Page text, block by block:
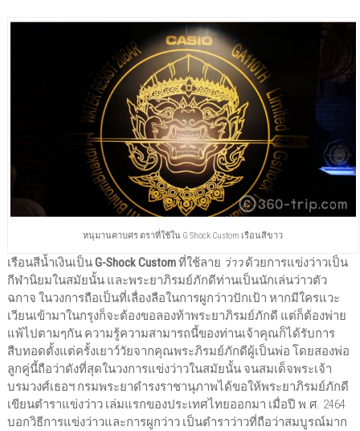
หนุมานคาบศร ตราที่ใช้ใน G Shock Custom เรือนสีขาว
เรือนสีน้ำเงินเป็นG-Shock Customที่ใช้ลาย ว่าวด้วยการแข่งว่าวเป็น
กีฬานิยมในสมัยนั้น และพระยาภิรมย์ภักดีท่านเป็นนักเล่นว่าวตัว
ฉกาจ ในวงการถือเป็นที่เลื่องลือในการผูกว่าวปักเป้า หากมีใครแวะ
เวียนเข้ามาในกรุงก็จะต้องขอลองท้าพระยาภิรมย์ภักดี แต่ก็ต้องพ่าย
แพ้ไปตามๆกัน ความรู้ความสามารถนี้ของท่านเจ้าคุณก็ได้รับการ
สืบทอดตั้งแต่ครั้งเยาว์วัยจากคุณพระภิรมย์ภักดีผู้เป็นพ่อ โดยสองพ่อ
ลูกคู่นี้ถือว่าดังที่สุดในวงการแข่งว่าวในสมัยนั้น จนสมเด็จพระเจ้า
บรมวงศ์เธอฯ กรมพระยาดำรงราชานุภาพได้ขอให้พระยาภิรมย์ภักดี
เขียนตำราแข่งว่าว เล่มแรกของประเทศไทยออกมา เมื่อปี พ.ศ. 2464
บอกวิธีการแข่งว่าวและการผูกว่าว เป็นตำราว่าวที่ถือว่าสมบูรณ์มาก